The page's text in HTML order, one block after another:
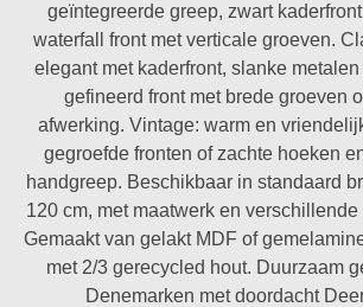
geïntegreerde greep, zwart
waterfall front met verticale groeven.
elegant met kaderfront, slanke
gefineerd front met brede groeven
afwerking. Vintage: warm en
gegroefde fronten of zachte hoeken
handgreep. Beschikbaar in standaard
120 cm, met maatwerk en
Gemaakt van gelakt MDF of
met 2/3 gerecycled hout. Duurzaam
Denemarken met doordacht